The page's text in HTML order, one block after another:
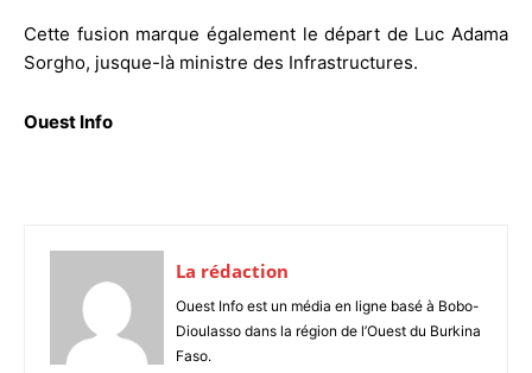
Cette fusion marque également le départ de Luc Adama
Sorgho, jusque-là ministre des Infrastructures.
Ouest Info
La rédaction
Ouest Info est un média en ligne basé à Bobo-
Dioulasso dans la région de l’Ouest du Burkina
Faso.